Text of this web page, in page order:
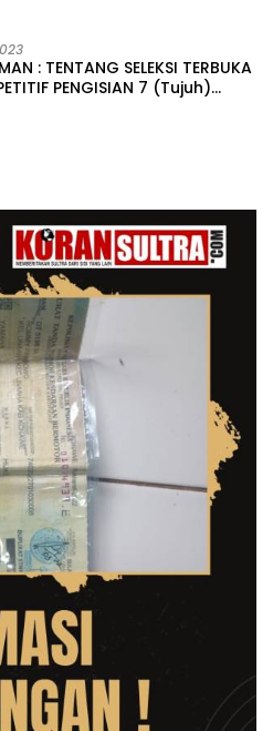
KONAWE
: TENTANG SELEKSI TERBUKA
PENGISIAN 7 (Tujuh)